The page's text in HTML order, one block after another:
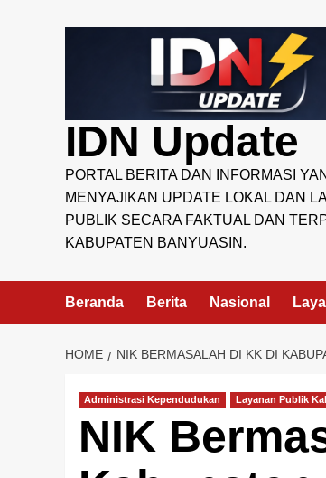
IDN Update
PORTAL BERITA DAN INFORMASI
MENYAJIKAN UPDATE LOKAL DAN
PUBLIK SECARA FAKTUAL DAN
KABUPATEN BANYUASIN.
Beranda Berita Nasional
HOME NIK BERMASALAH DI KK DI
Administrasi Kependudukan Layanan Publik
NIK